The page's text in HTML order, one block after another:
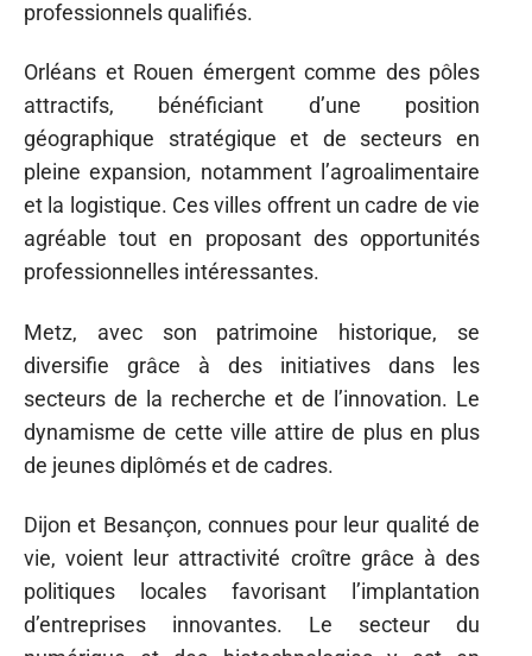
professionnels qualifiés.
Orléans et Rouen émergent comme des pôles
attractifs, bénéficiant d’une position
géographique stratégique et de secteurs en
pleine expansion, notamment l’agroalimentaire
et la logistique. Ces villes offrent un cadre de vie
agréable tout en proposant des opportunités
professionnelles intéressantes.
Metz, avec son patrimoine historique, se
diversifie grâce à des initiatives dans les
secteurs de la recherche et de l’innovation. Le
dynamisme de cette ville attire de plus en plus
de jeunes diplômés et de cadres.
Dijon et Besançon, connues pour leur qualité de
vie, voient leur attractivité croître grâce à des
politiques locales favorisant l’implantation
d’entreprises innovantes. Le secteur du